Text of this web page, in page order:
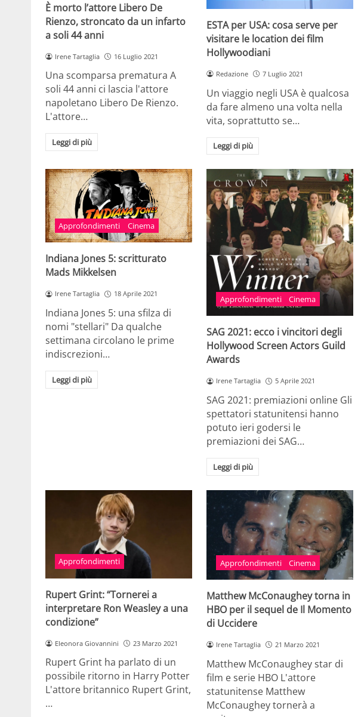
È morto l’attore Libero De
Rienzo, stroncato da un infarto
a soli 44 anni
Irene Tartaglia 16 Luglio 2021
Una scomparsa prematura A
soli 44 anni ci lascia l'attore
napoletano Libero De Rienzo.
L'attore…
Leggi di più
ESTA per USA: cosa serve per
visitare le location dei film
Hollywoodiani
Redazione 7 Luglio 2021
Un viaggio negli USA è qualcosa
da fare almeno una volta nella
vita, soprattutto se…
Leggi di più
Approfondimenti Cinema
Indiana Jones 5: scritturato
Mads Mikkelsen
Irene Tartaglia 18 Aprile 2021
Indiana Jones 5: una sfilza di
nomi "stellari" Da qualche
settimana circolano le prime
indiscrezioni…
Leggi di più
Approfondimenti Cinema
SAG 2021: ecco i vincitori degli
Hollywood Screen Actors Guild
Awards
Irene Tartaglia 5 Aprile 2021
SAG 2021: premiazioni online Gli
spettatori statunitensi hanno
potuto ieri godersi le
premiazioni dei SAG…
Leggi di più
Approfondimenti
Rupert Grint: “Tornerei a
interpretare Ron Weasley a una
condizione”
Eleonora Giovannini 23 Marzo 2021
Rupert Grint ha parlato di un
possibile ritorno in Harry Potter
L'attore britannico Rupert Grint,
…
Approfondimenti Cinema
Matthew McConaughey torna in
HBO per il sequel de Il Momento
di Uccidere
Irene Tartaglia 21 Marzo 2021
Matthew McConaughey star di
film e serie HBO L'attore
statunitense Matthew
McConaughey tornerà a